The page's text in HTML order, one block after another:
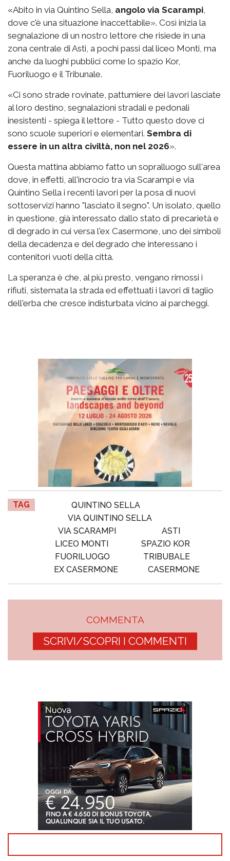
«Abito in via Quintino Sella, angolo via Scarampi,
dove c'è una situazione inaccettabile». Così inizia la
segnalazione di un nostro lettore che risiede in una
zona centrale di Asti, a pochi passi dal liceo Monti, ma
anche da luoghi pubblici come lo spazio Kor,
Fuoriluogo e il Tribunale.
«Ci sono strade rovinate, pattumiere dei lavori lasciate
al loro destino, segnalazioni stradali e pedonali
inesistenti - spiega il lettore - Tutto questo dove ci
sono scuole superiori e elementari. Sembra di
essere in un altra civiltà, non nel 2026».
Questa mattina abbiamo fatto un sopralluogo sull'area
dove, in effetti, all'incrocio tra via Scarampi e via
Quintino Sella i recenti lavori per la posa di nuovi
sottoservizi hanno "lasciato il segno". Un isolato, quello
in questione, già interessato dallo stato di precarietà e
di degrado in cui versa l'ex Casermone, uno dei simboli
della decadenza e del degrado che interessano i
contenitori vuoti della città.
La speranza è che, al più presto, vengano rimossi i
rifiuti, sistemata la strada ed effettuati i lavori di taglio
dell'erba che cresce indisturbata vicino ai parcheggi.
TAG
QUINTINO SELLA
VIA QUINTINO SELLA
VIA SCARAMPI
ASTI
LICEO MONTI
SPAZIO KOR
FUORILUOGO
TRIBUBALE
EX CASERMONE
CASERMONE
COMMENTA
SCRIVI/SCOPRI I COMMENTI